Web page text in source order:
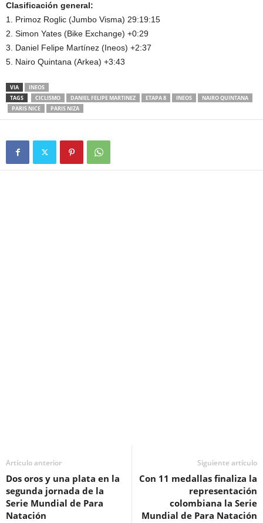
Clasificación general:
1. Primoz Roglic (Jumbo Visma) 29:19:15
2. Simon Yates (Bike Exchange) +0:29
3. Daniel Felipe Martínez (Ineos) +2:37
5. Nairo Quintana (Arkea) +3:43
VIA
INEOS
TAGS
CICLISMO DANIEL FELIPE MARTINEZ ETAPA 8 INEOS
NAIRO QUINTANA
PARIS NICE
PARIS NIZA
Artículo anterior
Dos oros y una plata en la
segunda jornada de la
Serie Mundial de Para
Natación
Siguiente artículo
Con 11 medallas finaliza la
representación
colombiana la Serie
Mundial de Para Natación